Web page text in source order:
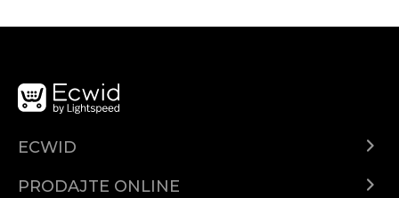
ECWID
PRODAJTE ONLINE